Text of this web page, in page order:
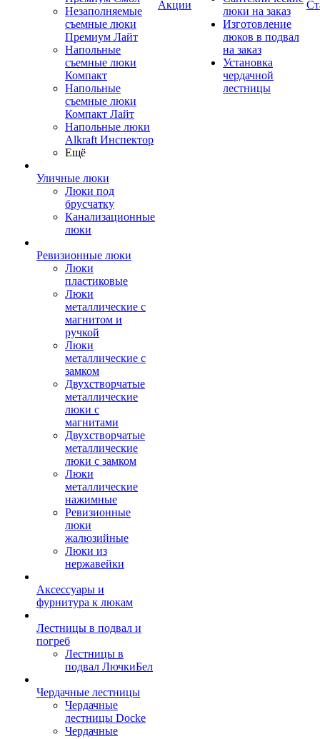
Незаполняемые
съемные люки
Премиум Лайт
Напольные
съемные люки
Компакт
Напольные
съемные люки
Компакт Лайт
Напольные люки
Alkraft Инспектор
Ещё
Уличные люки
Люки под
брусчатку
Канализационные
люки
Ревизионные люки
Люки
пластиковые
Люки
металлические с
магнитом и
ручкой
Люки
металлические с
замком
Двухстворчатые
металлические
люки с
магнитами
Двухстворчатые
металлические
люки с замком
Люки
металлические
нажимные
Ревизионные
люки
жалюзийные
Люки из
нержавейки
Аксессуары и
фурнитура к люкам
Лестницы в подвал и
погреб
Лестницы в
подвал ЛючкиБел
Чердачные лестницы
Чердачные
лестницы Docke
Чердачные
Акции
люки на заказ
Изготовление
люков в подвал
на заказ
Установка
чердачной
лестницы